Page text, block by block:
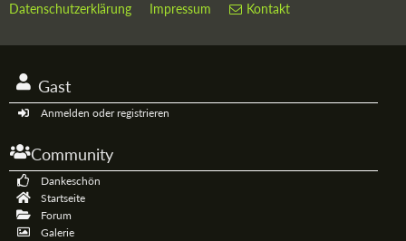
Datenschutzerklärung Impressum Kontakt
Gast
Anmelden oder registrieren
Community
Dankeschön
Startseite
Forum
Galerie